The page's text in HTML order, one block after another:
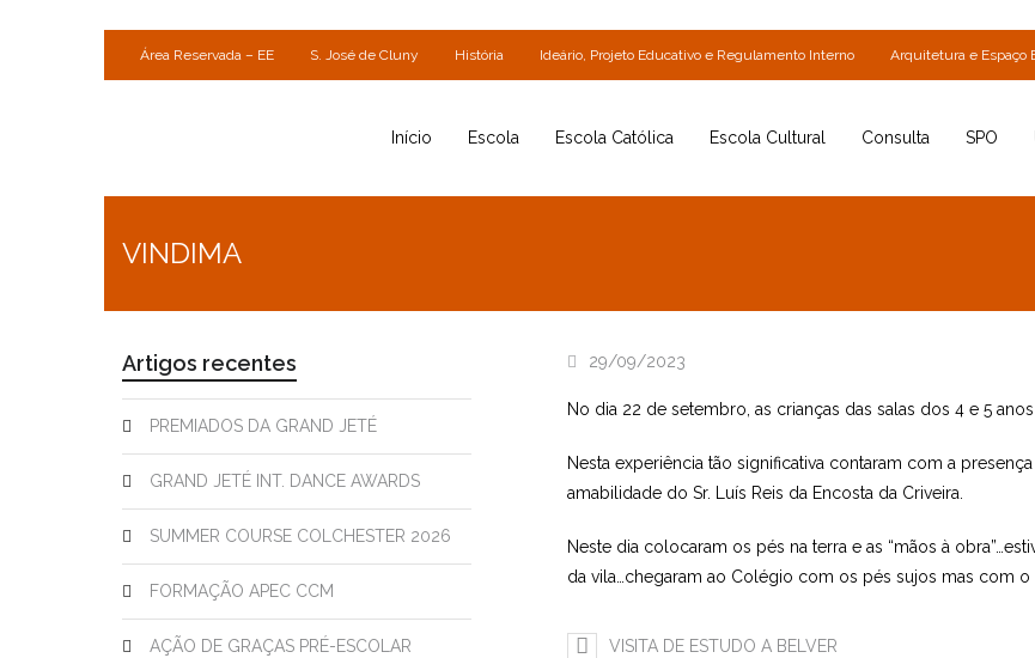
Área Reservada – EE S. José de Cluny História Ideário, Projeto Educativo e Regulamento Interno Arquitetura e Espaço
Início Escola Escola Católica Escola Cultural Consulta SPO
VINDIMA
29/09/2023
No dia 22 de setembro, as crianças das salas dos 4 e 5
Nesta experiência tão significativa contaram com a
amabilidade do Sr. Luís Reis da Encosta da Criveira.
Neste dia colocaram os pés na terra e as “mãos à
da vila…chegaram ao Colégio com os pés sujos mas com o
VISITA DE ESTUDO A BELVER
Artigos recentes
PREMIADOS DA GRAND JETÉ
GRAND JETÉ INT. DANCE AWARDS
SUMMER COURSE COLCHESTER 2026
FORMAÇÃO APEC CCM
AÇÃO DE GRAÇAS PRÉ-ESCOLAR